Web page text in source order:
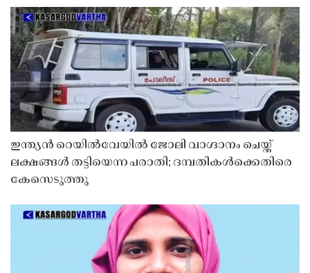
ഇന്ത്യൻ റെയിൽവേയിൽ ജോലി വാഗ്ദാനം ചെയ്ത്
ലക്ഷങ്ങൾ തട്ടിയെന്ന പരാതി; ദമ്പതികൾക്കെതിരെ
കേസെടുത്തു